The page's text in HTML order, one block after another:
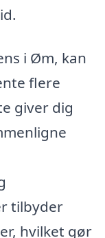
i Øm, kan
flere
giver dig
tilbyder
hvilket gør